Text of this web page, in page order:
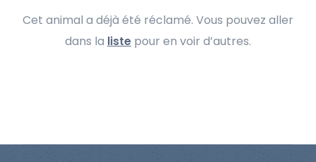
Cet animal a déjà été réclamé. Vous pouvez aller
dans la liste pour en voir d’autres.